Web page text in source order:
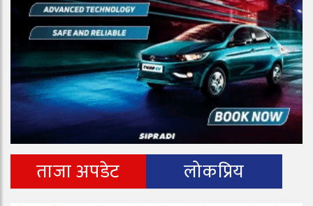
ताजा अपडेट लोकप्रिय